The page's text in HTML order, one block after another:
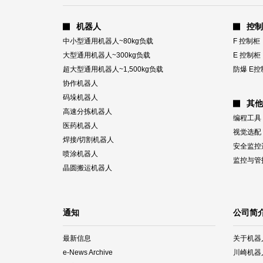
机器人
中小型通用机器人~80kg负载
大型通用机器人~300kg负载
超大型通用机器人~1,500kg负载
协作机器人
码垛机器人
高速分拣机器人
医药机器人
焊接/切割机器人
喷涂机器人
晶圆搬运机器人
控
F 控制柜
E 控制柜
防爆 E控
其
编程工具
视觉选配
安全监控
监控与
通知
最新信息
e-News Archive
公司简
关于机
川崎机